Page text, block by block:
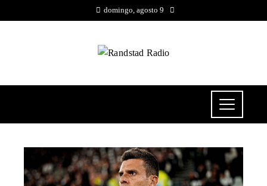
domingo, agosto 9